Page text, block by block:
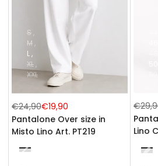
S
M
L
XL
XXL
Prezzo
normale
€24,90Prezzo
vendita
€19,90
Pantalone Over size in
Misto Lino Art. PT219
Bianco
Beige
Nero
Lino
Beige
Blu
Nero